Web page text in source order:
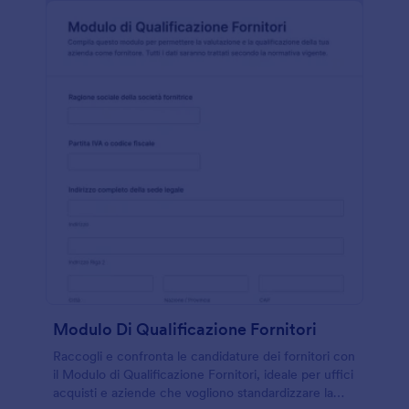
Modulo Di Qualificazione Fornitori
Raccogli e confronta le candidature dei fornitori con
il Modulo di Qualificazione Fornitori, ideale per uffici
acquisti e aziende che vogliono standardizzare la